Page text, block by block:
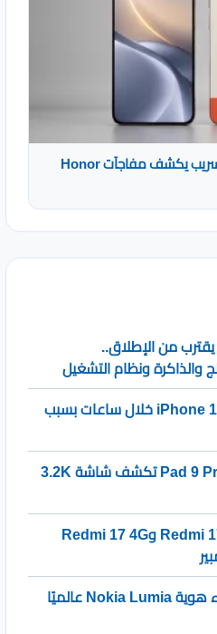
بطارية 11000 مللي أمبير.. تسريب يكشف مفاجآت Honor
تسريب: هاتف Galaxy A18 يقترب من الإطلاق..
تسريب: أبل قد ترفع أسعار iPhone 17 خلال ساعات بسبب
تسريبات Xiaomi Pad 9 وPad 9 Pro تكشف شاشة 3.2K
شاومي تطلق هاتفي Redmi 17 5G وRedmi 17 4G
تسريبات: HMD تستعد لإحياء هوية Nokia Lumia عالميًا